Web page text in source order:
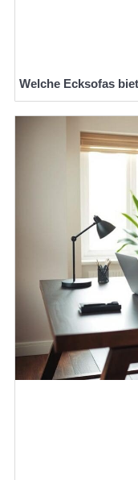
Welche Ecksofas